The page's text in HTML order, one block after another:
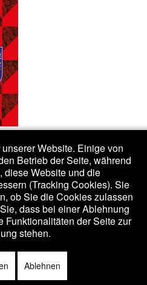
Twitter, Inc. Code licensed under
Website. Einige von
Betrieb der Seite, während
diese Website und die
(Tracking Cookies). Sie
ob Sie die Cookies zulassen
dass bei einer Ablehnung
Funktionalitäten der Seite zur
stehen.
Ablehnen